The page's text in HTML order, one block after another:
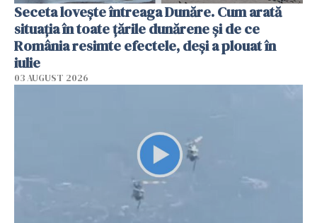
Seceta lovește întreaga Dunăre. Cum arată
situația în toate țările dunărene și de ce
România resimte efectele, deși a plouat în
iulie
03 AUGUST 2026